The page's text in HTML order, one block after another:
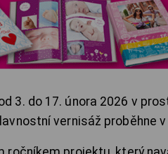
3. do 17. února 2026 v
vernisáž proběhne